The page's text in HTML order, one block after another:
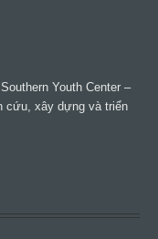
Youth Center –
cứu, xây dựng và triển